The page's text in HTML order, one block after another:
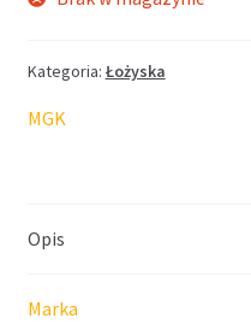
Kategoria: Łożyska
MGK
Opis
Marka